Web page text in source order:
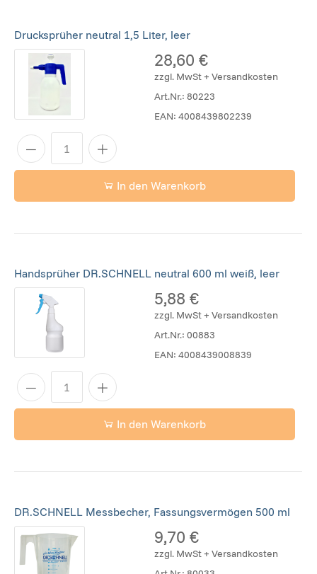
Drucksprüher neutral 1,5 Liter, leer
28,60 €
zzgl. MwSt + Versandkosten
Art.Nr.:80223
EAN:4008439802239
In den Warenkorb
Handsprüher DR.SCHNELL neutral 600 ml weiß, leer
5,88 €
zzgl. MwSt + Versandkosten
Art.Nr.:00883
EAN:4008439008839
In den Warenkorb
DR.SCHNELL Messbecher, Fassungsvermögen 500 ml
9,70 €
zzgl. MwSt + Versandkosten